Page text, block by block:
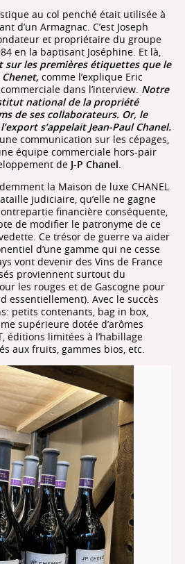
au col penché était utilisée à
d’un Armagnac. C’est Joseph
et propriétaire du groupe
en la baptisant Joséphine. Et là,
sur les premières étiquettes que le
Chenet, comme l’explique Eric
dans l’interview. Notre
national de la propriété
de ses collaborateurs. Or, le
s’appelait Jean-Paul Chanel.
communication sur les cépages,
équipe commerciale hors-pair
de J-P Chanel.
la Maison de luxe CHANEL
judiciaire, qu’elle ne gagne
financière conséquente,
de modifier le patronyme de ce
Ce trésor de guerre va aider
d’une gamme qui ne cesse
vont devenir des Vins de France
proviennent surtout du
les rouges et de Gascogne pour
essentiellement). Avec le succès
petits contenants, bag in box,
supérieure dotée d’arômes
éditions limitées à l’habillage
aux fruits, gammes bios, etc.